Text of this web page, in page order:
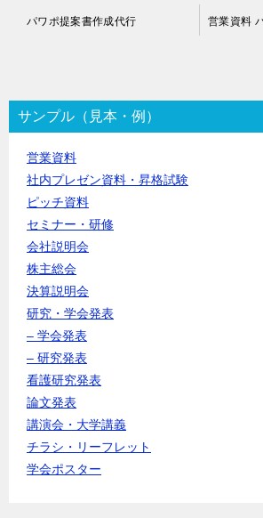
ゲ
ー
シ
パワポ提案書作成代行
サンプル（見本・例）
営業資料
社内プレゼン資料・昇格試験
ピッチ資料
セミナー・研修
会社説明会
株主総会
決算説明会
研究・学会発表
– 学会発表
– 研究発表
看護研究発表
論文発表
講演会・大学講義
チラシ・リーフレット
学会ポスター